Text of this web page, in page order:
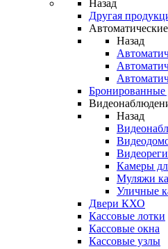
Назад
Другая
Назад
Бронированные
Назад
Камеры
Муляжи
Уличные
Двери КХО
Кассовые лотки
Кассовые окна
Кассовые узлы